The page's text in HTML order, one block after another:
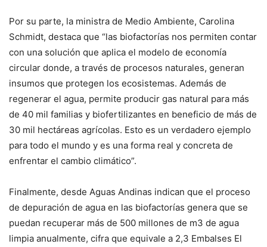
Por su parte, la ministra de Medio Ambiente, Carolina
Schmidt, destaca que “las biofactorías nos permiten contar
con una solución que aplica el modelo de economía
circular donde, a través de procesos naturales, generan
insumos que protegen los ecosistemas. Además de
regenerar el agua, permite producir gas natural para más
de 40 mil familias y biofertilizantes en beneficio de más de
30 mil hectáreas agrícolas. Esto es un verdadero ejemplo
para todo el mundo y es una forma real y concreta de
enfrentar el cambio climático”.
Finalmente, desde Aguas Andinas indican que el proceso
de depuración de agua en las biofactorías genera que se
puedan recuperar más de 500 millones de m3 de agua
limpia anualmente, cifra que equivale a 2,3 Embalses El